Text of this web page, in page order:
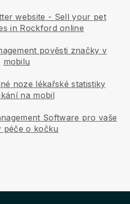
website - Sell your pet
in Rockford online
pověsti značky v
mobilu
noze lékařské statistiky
na mobil
Software pro vaše
péče o kočku